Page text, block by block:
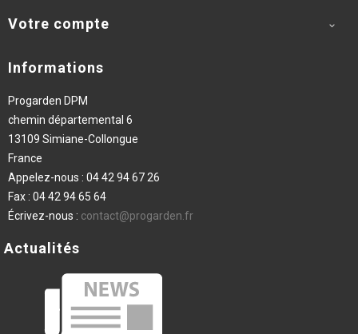
Votre compte 
Informations
Progarden DPM
chemin départemental 6
13109 Simiane-Collongue
France
Appelez-nous : 04 42 94 67 26
Fax : 04 42 94 65 64
Écrivez-nous : contact@progarden.fr
Actualités